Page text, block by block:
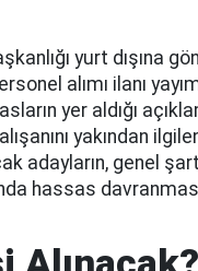
yurt dışına
alımı ilanı
yer aldığı
yakından
adayların, genel
hassas